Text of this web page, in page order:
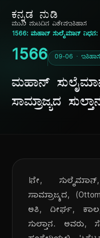
ಕನ್ನಡ ನುಡಿ
ಮುಖ ಪುಟದಿನ ವಿಶೇಷಇತಿಹಾಸ
1566: ಮಹಾನ್ ಸುಲೈಮಾನ್ ನಿಧನ:
1566 09-06 · ಇತಿಹಾಸ
ಮಹಾನ್
ಸಾಮ್ರಾಜ್ಯದ
Iನೇ,
ಸಾಮ್ರಾಜ್ಯದ,
ಅತಿ, ದೀರ್ಘ,
ಸುಲ್ತಾನ. ಅವರು,